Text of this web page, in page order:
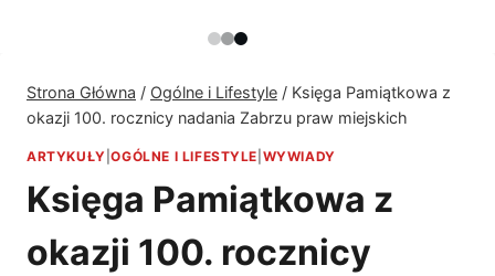
Strona Główna / Ogólne i Lifestyle / Księga Pamiątkowa z
okazji 100. rocznicy nadania Zabrzu praw miejskich
ARTYKUŁY |OGÓLNE I LIFESTYLE WYWIADY
Księga Pamiątkowa z
okazji 100. rocznicy